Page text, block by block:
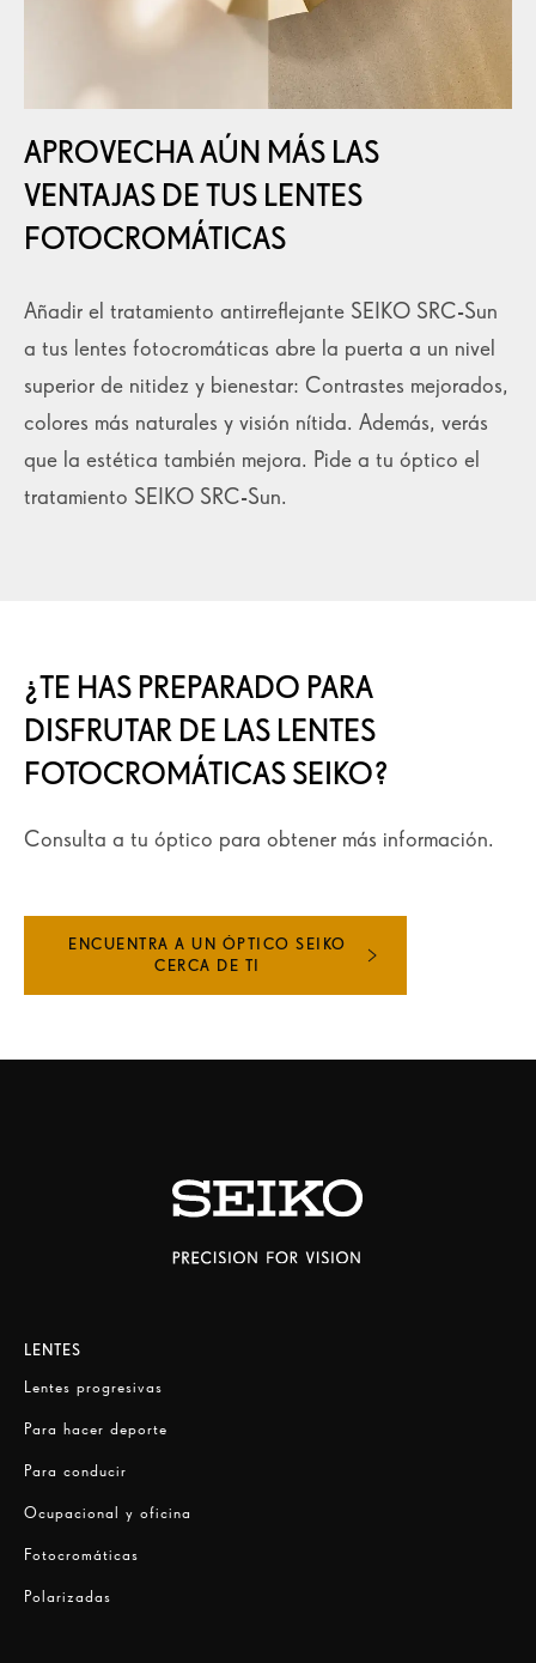
APROVECHA AÚN MÁS LAS
VENTAJAS DE TUS LENTES
FOTOCROMÁTICAS
Añadir el tratamiento antirreflejante SEIKO SRC-Sun
a tus lentes fotocromáticas abre la puerta a un nivel
superior de nitidez y bienestar: Contrastes mejorados,
colores más naturales y visión nítida. Además, verás
que la estética también mejora. Pide a tu óptico el
tratamiento SEIKO SRC-Sun.
¿TE HAS PREPARADO PARA
DISFRUTAR DE LAS LENTES
FOTOCROMÁTICAS SEIKO?
Consulta a tu óptico para obtener más información.
ENCUENTRA A UN ÓPTICO SEIKO
CERCA DE TI
LENTES
Lentes progresivas
Para hacer deporte
Para conducir
Ocupacional y oficina
Fotocromáticas
Polarizadas